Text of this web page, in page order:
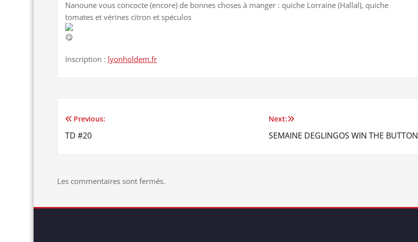
Nanoune vous concocte (encore) de bonnes choses à manger : quiche Lorraine (Hallal), quiche
tomates et vérines citron et spéculos
Inscription : lyonholdem.fr
Navigation
l’article
Previous:
TD #20
Next:
SEMAINE DEGLINGOS WIN THE BUTTON
Les commentaires sont fermés.